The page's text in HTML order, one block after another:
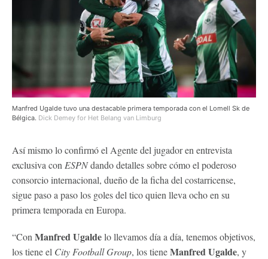
Manfred Ugalde tuvo una destacable primera temporada con el Lomell Sk de
Bélgica. Dick Demey for Het Belang van Limburg
Así mismo lo confirmó el Agente del jugador en entrevista
exclusiva con ESPNdando detalles sobre cómo el poderoso
consorcio internacional, dueño de la ficha del costarricense,
sigue paso a paso los goles del tico quien lleva ocho en su
primera temporada en Europa.
“Con Manfred Ugaldelo llevamos día a día, tenemos objetivos,
los tiene el City Football Group, los tieneManfred Ugalde, y